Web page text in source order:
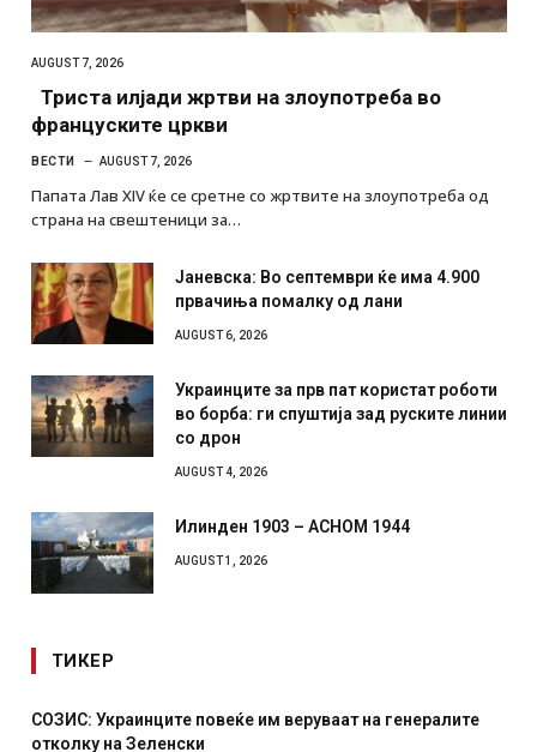
AUGUST 7, 2026
Триста илјади жртви на злоупотреба во
француските цркви
ВЕСТИ AUGUST 7, 2026
Папата Лав XIV ќе се сретне со жртвите на злоупотреба од
страна на свештеници за…
Јаневска: Во септември ќе има 4.900
првачиња помалку од лани
AUGUST 6, 2026
Украинците за прв пат користат роботи
во борба: ги спуштија зад руските линии
со дрон
AUGUST 4, 2026
Илинден 1903 – АСНОМ 1944
AUGUST 1, 2026
ТИКЕР
СОЗИС: Украинците повеќе им веруваат на генералите
отколку на Зеленски